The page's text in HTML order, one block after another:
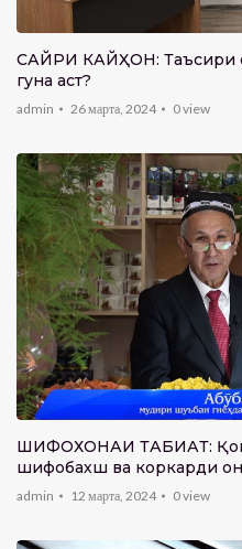
САЙРИ КАЙҲОН: Таъсири
гуна аст?
admin 26 марта, 2024 0view
ШИФОХОНАИ ТАБИАТ:
шифобахш ва коркарди он
admin 12 марта, 2024 0view